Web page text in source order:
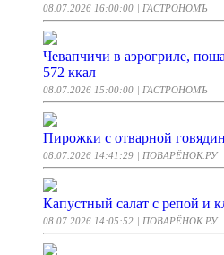
08.07.2026 16:00:00 | ГАСТРОНОМЪ
Чевапчичи в аэрогриле,
572 ккал
08.07.2026 15:00:00 | ГАСТРОНОМЪ
Пирожки с отварной
08.07.2026 14:41:29 | ПОВАРЁНОК.РУ
Капустный салат с репой и
08.07.2026 14:05:52 | ПОВАРЁНОК.РУ